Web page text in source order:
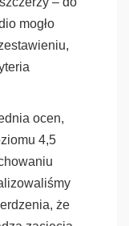
mogło
ocen,
4,5
że